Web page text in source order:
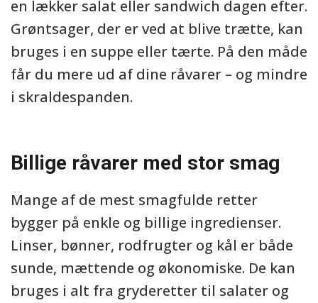
en lækker salat eller sandwich dagen efter.
Grøntsager, der er ved at blive trætte, kan
bruges i en suppe eller tærte. På den måde
får du mere ud af dine råvarer – og mindre
i skraldespanden.
Billige råvarer med stor smag
Mange af de mest smagfulde retter
bygger på enkle og billige ingredienser.
Linser, bønner, rodfrugter og kål er både
sunde, mættende og økonomiske. De kan
bruges i alt fra gryderetter til salater og